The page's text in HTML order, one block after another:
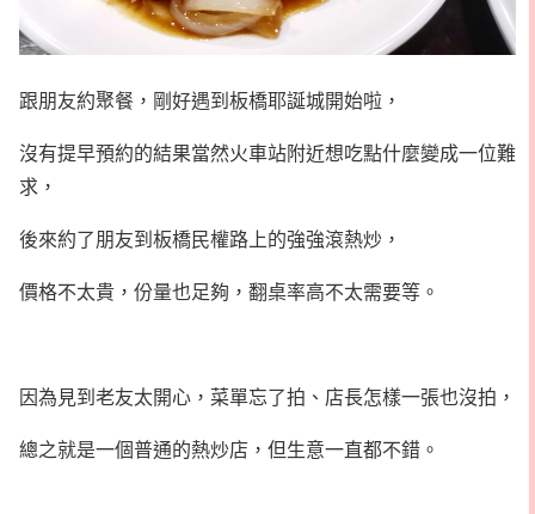
跟朋友約聚餐，剛好遇到板橋耶誕城開始啦，
沒有提早預約的結果當然火車站附近想吃點什麼變成一位難
求，
後來約了朋友到板橋民權路上的強強滾熱炒，
價格不太貴，份量也足夠，翻桌率高不太需要等。
因為見到老友太開心，菜單忘了拍、店長怎樣一張也沒拍，
總之就是一個普通的熱炒店，但生意一直都不錯。